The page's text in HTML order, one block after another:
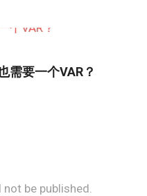
需要一个VAR？
be published.